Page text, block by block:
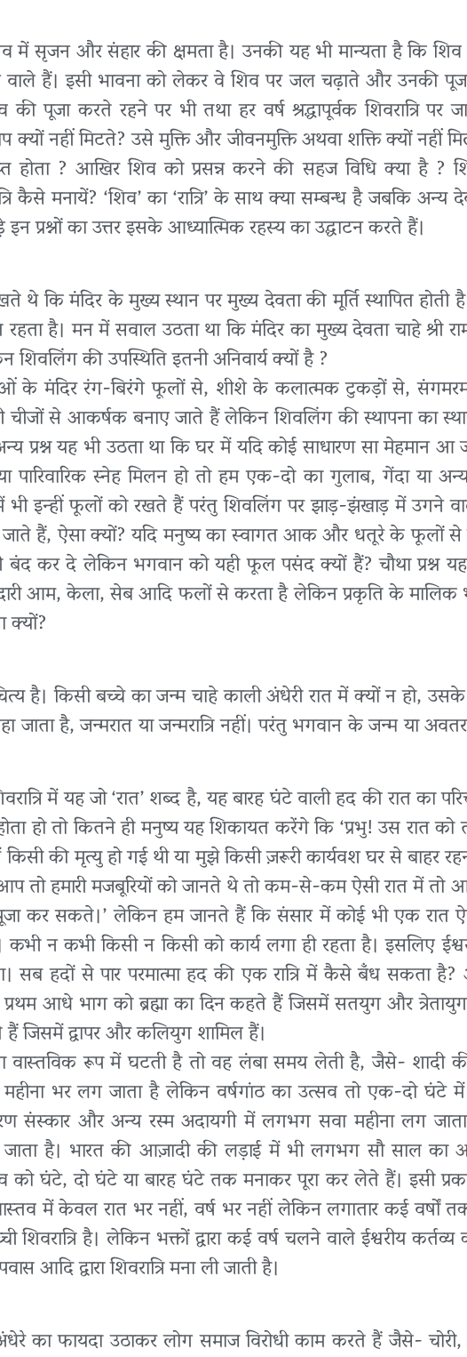
में सृजन और संहार की क्षमता है। उनकी यह भी मान्यता है कि
वाले हैं। इसी भावना को लेकर वे शिव पर जल चढ़ाते और उनकी
पूजा करते रहने पर भी तथा हर वर्ष श्रद्धापूर्वक शिवरात्रि पर
क्यों नहीं मिटते? उसे मुक्ति और जीवनमुक्ति अथवा शक्ति क्यों नहीं
होता ? आखिर शिव को प्रसन्न करने की सहज विधि क्या है ?
कैसे मनायें? ‘शिव’ का ‘रात्रि’ के साथ क्या सम्बन्ध है जबकि
इन प्रश्नों का उत्तर इसके आध्यात्मिक रहस्य का उद्घाटन करते हैं।
कि मंदिर के मुख्य स्थान पर मुख्य देवता की मूर्ति स्थापित होती
है। मन में सवाल उठता था कि मंदिर का मुख्य देवता चाहे श्री राम
शिवलिंग की उपस्थिति इतनी अनिवार्य क्यों है ?
के मंदिर रंग-बिरंगे फूलों से, शीशे के कलात्मक टुकड़ों से,
चीजों से आकर्षक बनाए जाते हैं लेकिन शिवलिंग की स्थापना का
प्रश्न यह भी उठता था कि घर में यदि कोई साधारण सा मेहमान आ
स्नेह मिलन हो तो हम एक-दो का गुलाब, गेंदा या
इन्हीं फूलों को रखते हैं परंतु शिवलिंग पर झाड़-झंखाड़ में उगने
हैं, ऐसा क्यों? यदि मनुष्य का स्वागत आक और धतूरे के फूलों से
कर दे लेकिन भगवान को यही फूल पसंद क्यों हैं? चौथा प्रश्न
आम, केला, सेब आदि फलों से करता है लेकिन प्रकृति के मालिक
है। किसी बच्चे का जन्म चाहे काली अंधेरी रात में क्यों न हो, उसके
जाता है, जन्मरात या जन्मरात्रि नहीं। परंतु भगवान के जन्म या
में यह जो ‘रात’ शब्द है, यह बारह घंटे वाली हद की रात का
हो तो कितने ही मनुष्य यह शिकायत करेंगे कि ‘प्रभु! उस रात को
की मृत्यु हो गई थी या मुझे किसी ज़रूरी कार्यवश घर से बाहर
तो हमारी मजबूरियों को जानते थे तो कम-से-कम ऐसी रात में
कर सकते।’ लेकिन हम जानते हैं कि संसार में कोई भी एक रात
न कभी किसी न किसी को कार्य लगा ही रहता है। इसलिए
हदों से पार परमात्मा हद की एक रात्रि में कैसे बँध सकता है?
प्रथम आधे भाग को ब्रह्मा का दिन कहते हैं जिसमें सतयुग और
जिसमें द्वापर और कलियुग शामिल हैं।
रूप में घटती है तो वह लंबा समय लेती है, जैसे- शादी
भर लग जाता है लेकिन वर्षगांठ का उत्सव तो एक-दो घंटे में
संस्कार और अन्य रस्म अदायगी में लगभग सवा महीना लग
है। भारत की आज़ादी की लड़ाई में भी लगभग सौ साल का
घंटे, दो घंटे या बारह घंटे तक मनाकर पूरा कर लेते हैं। इसी
में केवल रात भर नहीं, वर्ष भर नहीं लेकिन लगातार कई वर्षों
है। लेकिन भक्तों द्वारा कई वर्ष चलने वाले ईश्वरीय कर्तव्य
द्वारा शिवरात्रि मना ली जाती है।
का फायदा उठाकर लोग समाज विरोधी काम करते हैं जैसे-